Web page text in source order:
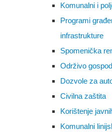
Komunalni i
Programi
infrastrukture
Spomenička
Održivo
Dozvole za
Civilna zaštita
Korištenje
Komunalni